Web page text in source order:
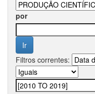
por
Filtros correntes: